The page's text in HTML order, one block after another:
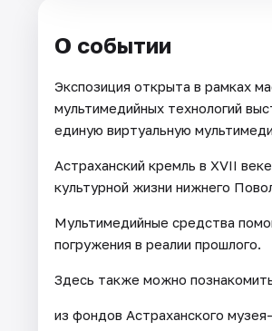
О событии
Экспозиция открыта в рамках
мультимедийных технологий
единую виртуальную
Астраханский кремль в XVII
культурной жизни нижнего
Мультимедийные средства
погружения в реалии прошлого.
Здесь также можно
из фондов Астраханского